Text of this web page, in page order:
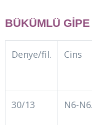
BÜKÜMLÜ
Denye/fil. Cins
30/13 N6-